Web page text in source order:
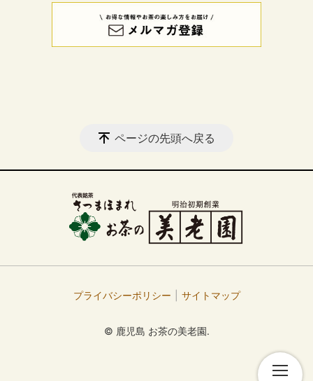
ページの先頭へ戻る
プライバシーポリシー サイトマップ
© 鹿児島 お茶の美老園.